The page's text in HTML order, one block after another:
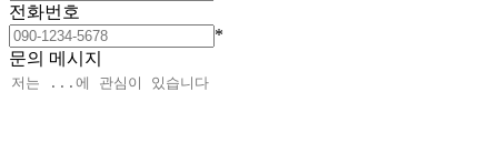
전화번호
*
문의 메시지